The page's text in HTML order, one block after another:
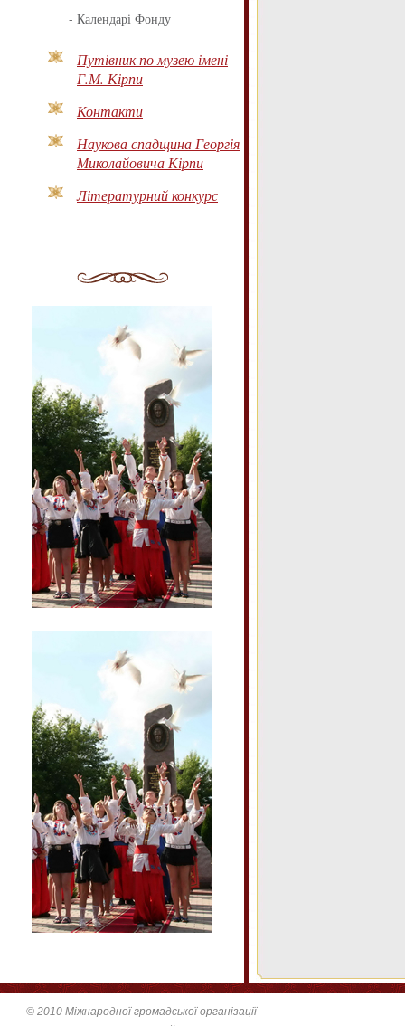
- Календарі Фонду
Путівник по музею імені
Г.М. Кірпи
Контакти
Наукова спадщина Георгія
Миколайовича Кірпи
Літературний конкурс
© 2010 Міжнародної громадської організації